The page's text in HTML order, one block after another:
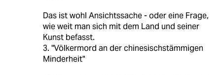
Das ist wohl Ansichtssache - oder eine Frage,
wie weit man sich mit dem Land und seiner
Kunst befasst.
3. "Völkermord an der chinesischstämmigen
Minderheit"